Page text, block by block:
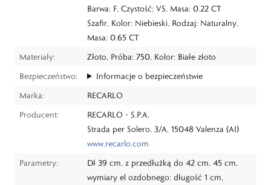
Barwa: F, Czystość: VS, Masa: 0.22 CT
Szafir, Kolor: Niebieski, Rodzaj: Naturalny,
Masa: 0.65 CT
Materiały:
Złoto, Próba: 750, Kolor: Białe złoto
Bezpieczeństwo:
Informacje o bezpieczeństwie
Marka:
RECARLO
Producent:
RECARLO - S.P.A.
Strada per Solero, 3/A, 15048 Valenza (AI)
www.recarlo.com
Parametry:
Dł 39 cm, z przedłużką do 42 cm, 45 cm,
wymiary el ozdobnego: długość 1 cm,